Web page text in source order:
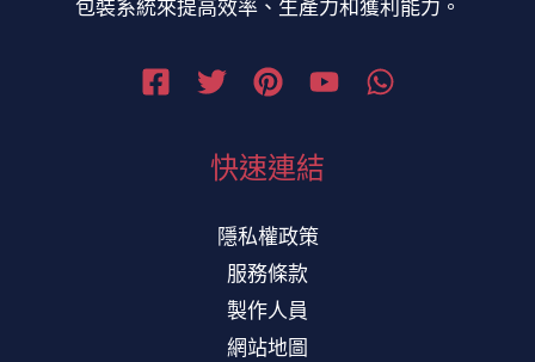
包裝系統來提高效率、生產力和獲利能力。
快速連結
隱私權政策
服務條款
製作人員
網站地圖